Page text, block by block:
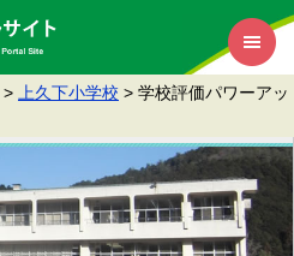
> 上久下小学校 > 学校評価パワーアッ